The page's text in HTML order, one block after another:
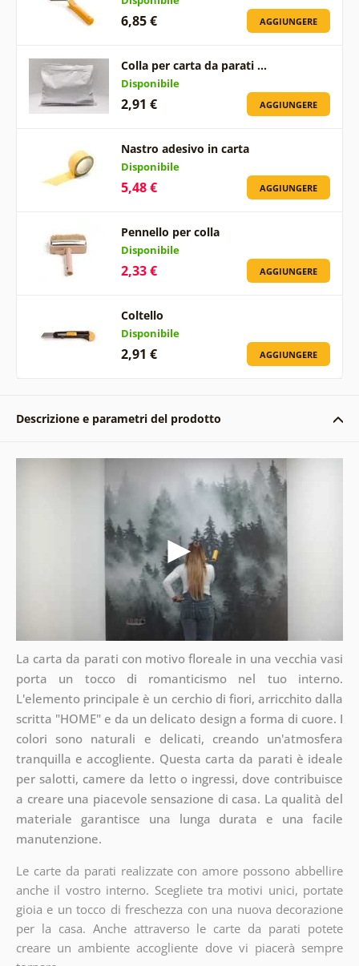
6,85 € AGGIUNGERE
Colla per carta da parati …
Disponibile
2,91 € AGGIUNGERE
Nastro adesivo in carta
Disponibile
5,48 € AGGIUNGERE
Pennello per colla
Disponibile
2,33 € AGGIUNGERE
Coltello
Disponibile
2,91 € AGGIUNGERE
Descrizione e parametri del prodotto
La carta da parati con motivo floreale in una vecchia vasi
porta un tocco di romanticismo nel tuo interno.
L'elemento principale è un cerchio di fiori, arricchito dalla
scritta "HOME" e da un delicato design a forma di cuore. I
colori sono naturali e delicati, creando un'atmosfera
tranquilla e accogliente. Questa carta da parati è ideale
per salotti, camere da letto o ingressi, dove contribuisce
a creare una piacevole sensazione di casa. La qualità del
materiale garantisce una lunga durata e una facile
manutenzione.
Le carte da parati realizzate con amore possono abbellire
anche il vostro interno. Scegliete tra motivi unici, portate
gioia e un tocco di freschezza con una nuova decorazione
per la casa. Anche attraverso le carte da parati potete
creare un ambiente accogliente dove vi piacerà sempre